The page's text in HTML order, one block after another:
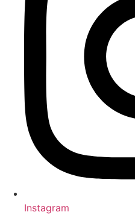
Instagram